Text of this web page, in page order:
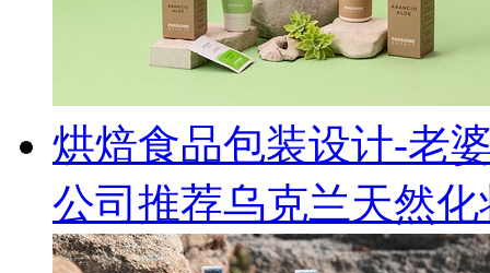
烘焙食品包装设计-老
公司推荐乌克兰天然